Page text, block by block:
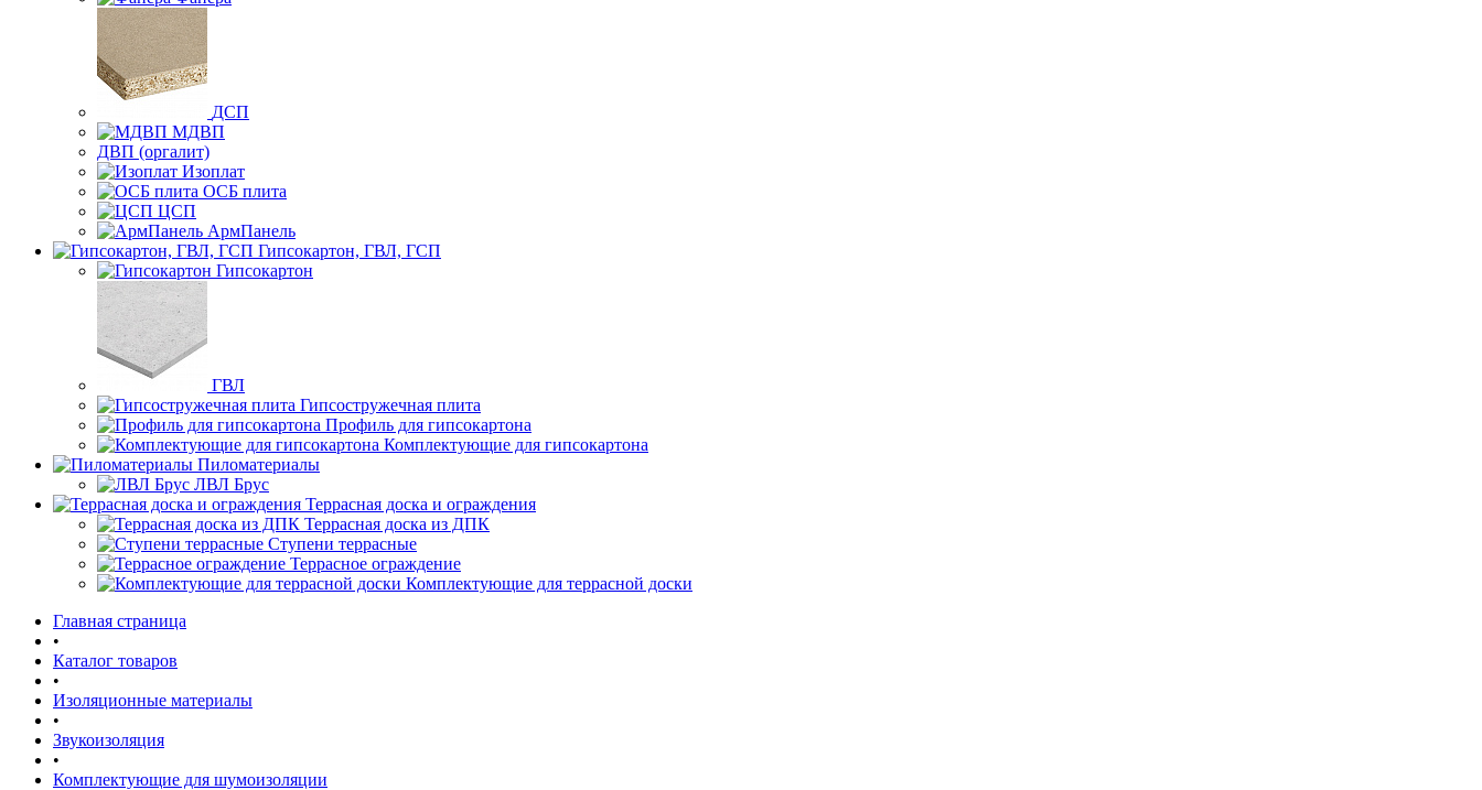
ДСП
МДВП
ДВП (оргалит)
Изоплат
ОСБ плита
ЦСП
АрмПанель
Гипсокартон, ГВЛ, ГСП
Гипсокартон
ГВЛ
Гипсостружечная плита
Профиль для гипсокартона
Комплектующие для гипсокартона
Пиломатериалы
ЛВЛ Брус
Террасная доска и ограждения
Террасная доска из ДПК
Ступени террасные
Террасное ограждение
Комплектующие для террасной доски
Главная страница
•
Каталог товаров
•
Изоляционные материалы
•
Звукоизоляция
•
Комплектующие для шумоизоляции